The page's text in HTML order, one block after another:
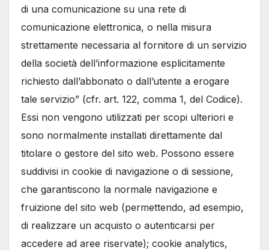
di una comunicazione su una rete di
comunicazione elettronica, o nella misura
strettamente necessaria al fornitore di un servizio
della società dell’informazione esplicitamente
richiesto dall’abbonato o dall’utente a erogare
tale servizio” (cfr. art. 122, comma 1, del Codice).
Essi non vengono utilizzati per scopi ulteriori e
sono normalmente installati direttamente dal
titolare o gestore del sito web. Possono essere
suddivisi in cookie di navigazione o di sessione,
che garantiscono la normale navigazione e
fruizione del sito web (permettendo, ad esempio,
di realizzare un acquisto o autenticarsi per
accedere ad aree riservate); cookie analytics,